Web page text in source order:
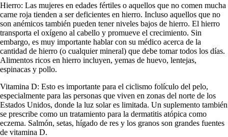
Hierro: Las mujeres en edades fértiles o aquellos que no comen mucha
carne roja tienden a ser deficientes en hierro. Incluso aquellos que no
son anémicos también pueden tener niveles bajos de hierro. El hierro
transporta el oxígeno al cabello y promueve el crecimiento. Sin
embargo, es muy importante hablar con su médico acerca de la
cantidad de hierro (o cualquier mineral) que debe tomar todos los días.
Alimentos ricos en hierro incluyen, yemas de huevo, lentejas,
espinacas y pollo.
Vitamina D: Esto es importante para el ciclismo folículo del pelo,
especialmente para las personas que viven en zonas del norte de los
Estados Unidos, donde la luz solar es limitada. Un suplemento también
se prescribe como un tratamiento para la dermatitis atópica como
eczema. Salmón, setas, hígado de res y los granos son grandes fuentes
de vitamina D.